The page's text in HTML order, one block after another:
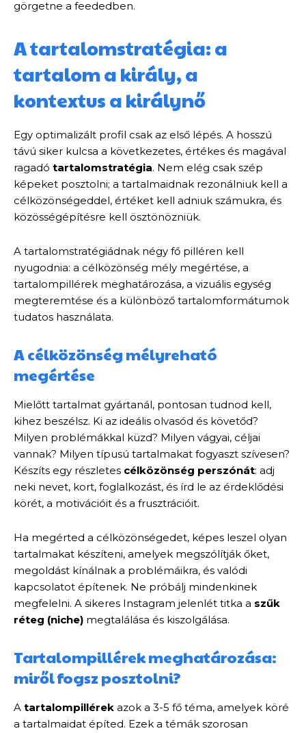
görgetne a feededben.
A tartalomstratégia: a
tartalom a király, a
kontextus a királynő
Egy optimalizált profil csak az első lépés. A hosszú
távú siker kulcsa a következetes, értékes és magával
ragadó tartalomstratégia. Nem elég csak szép
képeket posztolni; a tartalmaidnak rezonálniuk kell a
célközönségeddel, értéket kell adniuk számukra, és
közösségépítésre kell ösztönözniük.
A tartalomstratégiádnak négy fő pilléren kell
nyugodnia: a célközönség mély megértése, a
tartalompillérek meghatározása, a vizuális egység
megteremtése és a különböző tartalomformátumok
tudatos használata.
A célközönség mélyreható
megértése
Mielőtt tartalmat gyártanál, pontosan tudnod kell,
kihez beszélsz. Ki az ideális olvasód és követőd?
Milyen problémákkal küzd? Milyen vágyai, céljai
vannak? Milyen típusú tartalmakat fogyaszt szívesen?
Készíts egy részletes célközönség perszónát: adj
neki nevet, kort, foglalkozást, és írd le az érdeklődési
körét, a motivációit és a frusztrációit.
Ha megérted a célközönségedet, képes leszel olyan
tartalmakat készíteni, amelyek megszólítják őket,
megoldást kínálnak a problémáikra, és valódi
kapcsolatot építenek. Ne próbálj mindenkinek
megfelelni. A sikeres Instagram jelenlét titka a szűk
réteg (niche) megtalálása és kiszolgálása.
Tartalompillérek meghatározása:
miről fogsz posztolni?
A tartalompillérek azok a 3-5 fő téma, amelyek köré
a tartalmaidat építed. Ezek a témák szorosan